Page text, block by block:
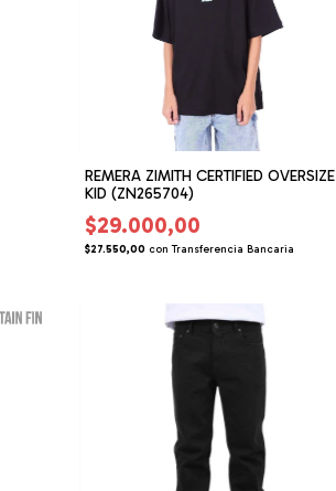
REMERA ZIMITH CERTIFIED OVERSIZE
KID (ZN265704)
$29.000,00
$27.550,00 con Transferencia Bancaria